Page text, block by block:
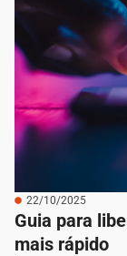
22/10/2025
Guia para
mais rápido